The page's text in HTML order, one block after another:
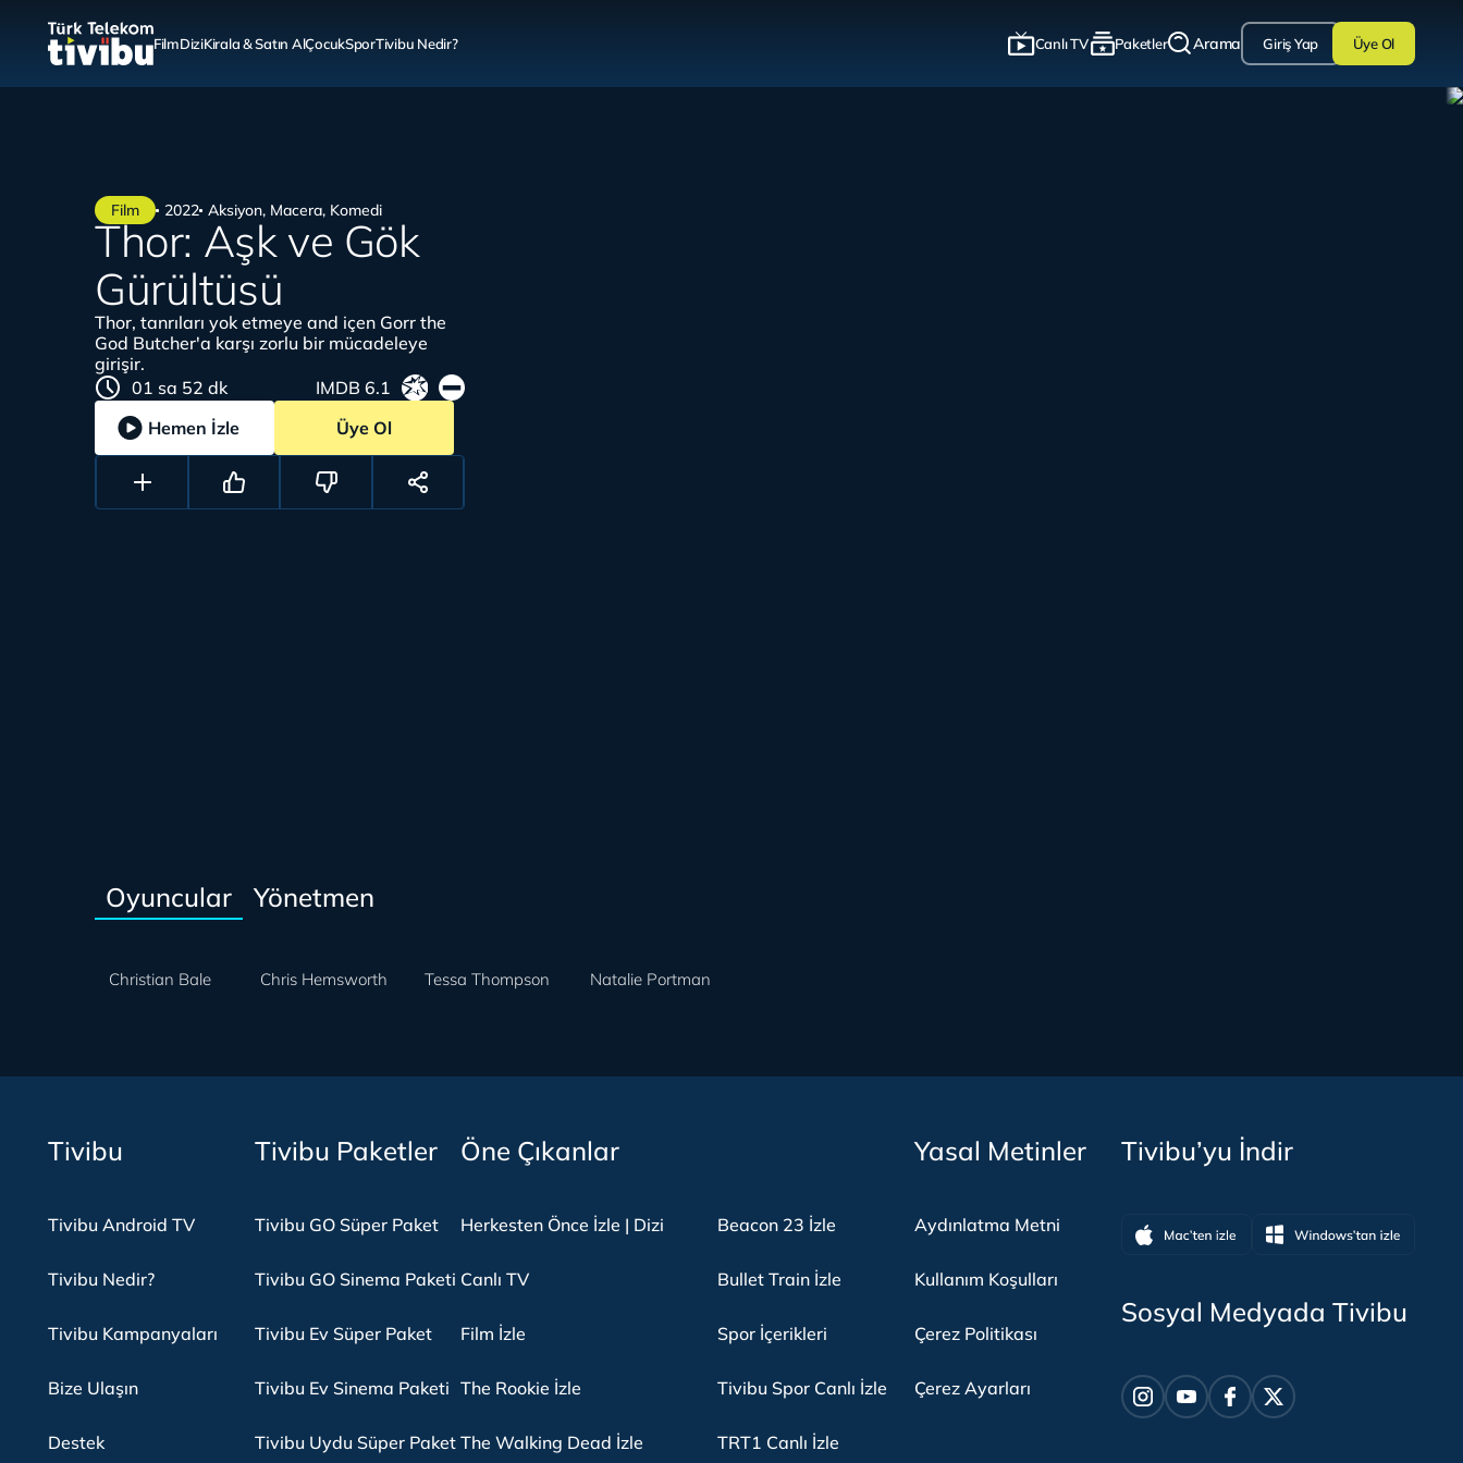
FilmDiziKirala & Satın AlÇocukSporTivibu Nedir? Canlı TV Paketler Arama Giriş Yap Üye Ol
Film 2022 Aksiyon, Macera, Komedi
Thor: Aşk ve Gök
Gürültüsü
Thor, tanrıları yok etmeye and içen Gorr the
God Butcher'a karşı zorlu bir mücadeleye
girişir.
01 sa 52 dk
IMDB 6.1
Hemen İzle
Üye Ol
Oyuncular Yönetmen
Christian Bale Chris Hemsworth Tessa Thompson Natalie Portman
Tivibu
Tivibu Android TV
Tivibu Nedir?
Tivibu Kampanyaları
Bize Ulaşın
Destek
Tivibu Paketler
Tivibu GO Süper Paket
Tivibu GO Sinema Paketi
Tivibu Ev Süper Paket
Tivibu Ev Sinema Paketi
Tivibu Uydu Süper Paket
Öne Çıkanlar
Herkesten Önce İzle | Dizi
Canlı TV
Film İzle
The Rookie İzle
The Walking Dead İzle
Beacon 23 İzle
Bullet Train İzle
Spor İçerikleri
Tivibu Spor Canlı İzle
TRT1 Canlı İzle
Yasal Metinler
Aydınlatma Metni
Kullanım Koşulları
Çerez Politikası
Çerez Ayarları
Tivibu’yu İndir
Sosyal Medyada Tivibu